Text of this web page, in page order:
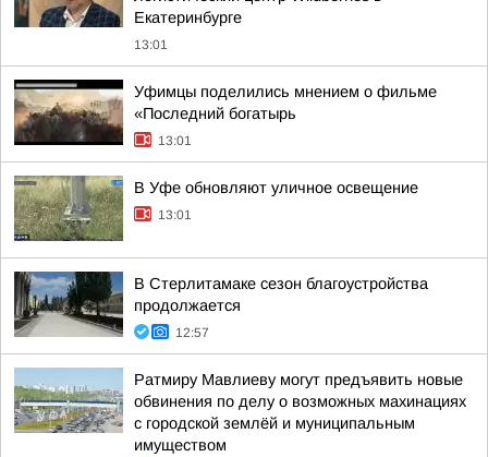
Екатеринбурге
13:01
Уфимцы поделились мнением о фильме
«Последний богатырь
13:01
В Уфе обновляют уличное освещение
13:01
В Стерлитамаке сезон благоустройства
продолжается
12:57
Ратмиру Мавлиеву могут предъявить новые
обвинения по делу о возможных махинациях
с городской землёй и муниципальным
имуществом